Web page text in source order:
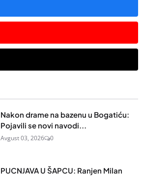
Nakon drame na bazenu u Bogatiću:
Pojavili se novi navodi...
Avgust 03, 2026 0
PUCNJAVA U ŠAPCU: Ranjen Milan